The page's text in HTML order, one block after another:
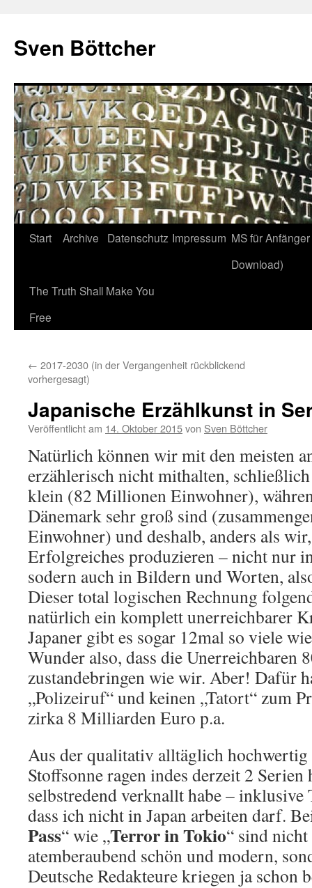
springen
Sven Böttcher
Start Archive Datenschutz Impressum MS für
Download)
The Truth Shall Make You
Free
← 2017-2030 (in der Vergangenheit rückblickend
vorhergesagt)
Japanische Erzählkunst in
Veröffentlicht am 14. Oktober 2015von Sven Böttcher
Natürlich können wir mit den meisten
erzählerisch nicht mithalten,
klein (82 Millionen Einwohner),
Dänemark sehr groß sind
Einwohner) und deshalb, anders als
Erfolgreiches produzieren – nicht nur
sodern auch in Bildern und Worten,
Dieser total logischen Rechnung
natürlich ein komplett unerreichbarer
Japaner gibt es sogar 12mal so viele
Wunder also, dass die Unerreichbaren
zustandebringen wie wir. Aber! Dafür
„Polizeiruf“ und keinen „Tatort“ zum
zirka 8 Milliarden Euro p.a.
Aus der qualitativ alltäglich hochwertig
Stoffsonne ragen indes derzeit 2
selbstredend verknallt habe –
dass ich nicht in Japan arbeiten darf.
Pass“ wie „Terror in Tokio“ sind
atemberaubend schön und modern,
Deutsche Redakteure kriegen ja schon